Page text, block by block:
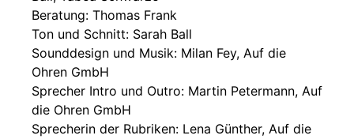
Beratung: Thomas Frank
Ton und Schnitt: Sarah Ball
Sounddesign und Musik: Milan Fey, Auf die
Ohren GmbH
Sprecher Intro und Outro: Martin Petermann, Auf
die Ohren GmbH
Sprecherin der Rubriken: Lena Günther, Auf die